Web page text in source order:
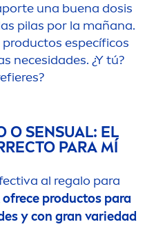
una buena dosis
pilas por la mañana.
específicos
necesidades. ¿Y tú?
O SENSUAL: EL
PARA MÍ
al regalo para
ofrece productos para
y con gran variedad